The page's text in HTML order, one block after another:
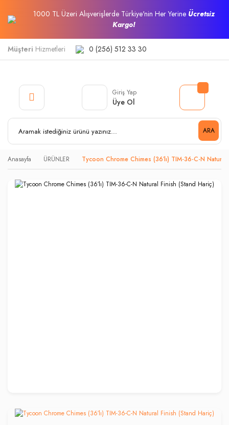
1000 TL Üzeri Alışverişlerde Türkiye'nin Her Yerine Ücretsiz
Kargo!
Müşteri Hizmetleri 0 (256) 512 33 30
ARA
Giriş Yap
Üye Ol
Anasayfa ÜRÜNLER Tycoon Chrome Chimes (36′lı) TIM-36-C-N